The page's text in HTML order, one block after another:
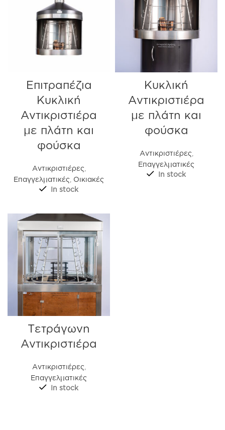
Επιτραπέζια
Κυκλική
Αντικριστιέρα
με πλάτη και
φούσκα
Αντικριστιέρες,
Επαγγελματικές Οικιακές
In stock
Κυκλική
Αντικριστιέρα
με πλάτη και
φούσκα
Αντικριστιέρες,
Επαγγελματικές
In stock
Τετράγωνη
Αντικριστιέρα
Αντικριστιέρες,
Επαγγελματικές
In stock